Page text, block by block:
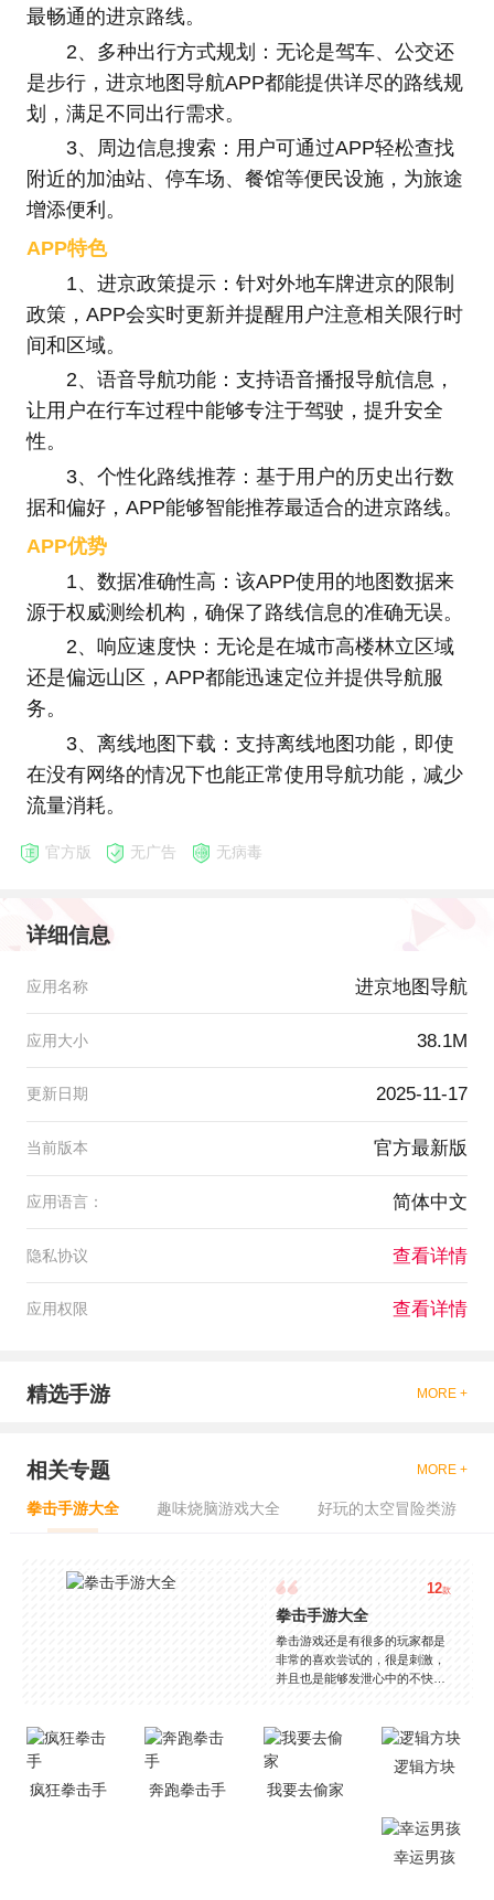
最畅通的进京路线。
2、多种出行方式规划：无论是驾车、公交还
是步行，进京地图导航APP都能提供详尽的路线规
划，满足不同出行需求。
3、周边信息搜索：用户可通过APP轻松查找
附近的加油站、停车场、餐馆等便民设施，为旅途
增添便利。
APP特色
1、进京政策提示：针对外地车牌进京的限制
政策，APP会实时更新并提醒用户注意相关限行时
间和区域。
2、语音导航功能：支持语音播报导航信息，
让用户在行车过程中能够专注于驾驶，提升安全
性。
3、个性化路线推荐：基于用户的历史出行数
据和偏好，APP能够智能推荐最适合的进京路线。
APP优势
1、数据准确性高：该APP使用的地图数据来
源于权威测绘机构，确保了路线信息的准确无误。
2、响应速度快：无论是在城市高楼林立区域
还是偏远山区，APP都能迅速定位并提供导航服
务。
3、离线地图下载：支持离线地图功能，即使
在没有网络的情况下也能正常使用导航功能，减少
流量消耗。
官方版 无广告 无病毒
详细信息
应用名称 进京地图导航
应用大小 38.1M
更新日期 2025-11-17
当前版本 官方最新版
应用语言： 简体中文
隐私协议 查看详情
应用权限 查看详情
精选手游 MORE +
相关专题 MORE +
拳击手游大全 趣味烧脑游戏大全 好玩的太空冒险类游
12款
拳击手游大全
拳击游戏还是有很多的玩家都是
非常的喜欢尝试的，很是刺激，
并且也是能够发泄心中的不快
是一些格斗的游戏，其实是非常
的有趣，也是相当的刺激的，游
戏中是有一些不同的场景都是能
够去进行体验的，我们也是能够
就是收集了一些有意思的拳击游
戏，相信你们一定会喜欢的。
疯狂拳击手 奔跑拳击手 我要去偷家
逻辑方块
幸运男孩